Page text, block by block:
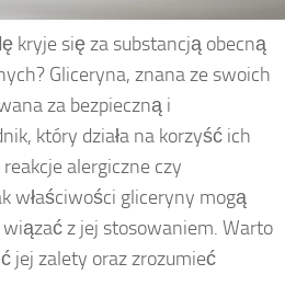
kryje się za substancją obecną
Gliceryna, znana ze swoich
za bezpieczną i
który działa na korzyść ich
alergiczne czy
właściwości gliceryny mogą
z jej stosowaniem. Warto
jej zalety oraz zrozumieć